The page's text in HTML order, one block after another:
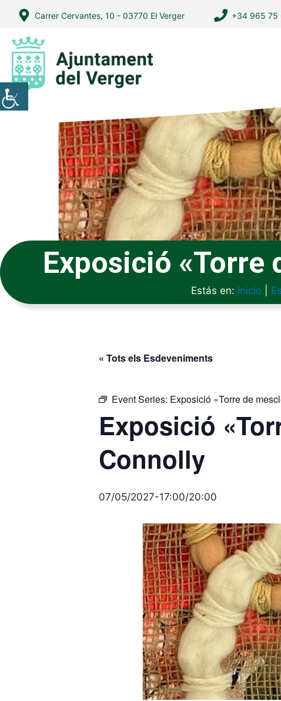
contingut
Carrer Cervantes, 10 - 03770 El Verger +34 965 75
Exposició «Torre
Estás en: Inicio|
« Tots els Esdeveniments
Event Series: Exposició «Torre de
Exposició
Connolly
07/05/2027-17:00/20:00